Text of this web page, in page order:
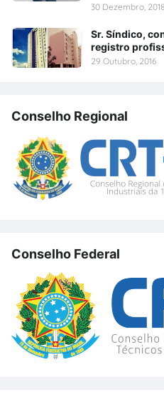
30 Dezembro, 2018
Sr. Síndico,
registro
29 Outubro, 2016
Conselho Regional
Conselho Federal